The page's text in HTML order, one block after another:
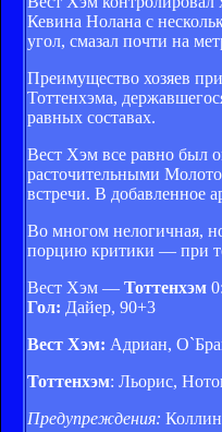
Кевина Нолана с
угол, смазал почти на
Преимущество хозяев
Тоттенхэма,
равных составах.
Вест Хэм все равно был
расточительными
встречи. В добавленное
Во многом нелогичная,
порцию критики — при
Вест Хэм — Тоттенхэм
Гол: Дайер, 90+3
Вест Хэм: Адриан,
Тоттенхэм: Льорис,
Предупреждения: